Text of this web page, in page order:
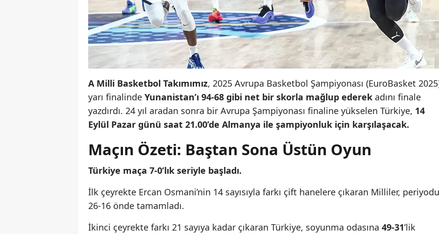
A Milli Basketbol Takımımız, 2025 Avrupa Basketbol Şampiyonası (EuroBasket
yarı finalinde Yunanistan’ı 94-68 gibi net bir skorla mağlup ederek adını finale
yazdırdı. 24 yıl aradan sonra bir Avrupa Şampiyonası finaline yükselen Türkiye, 14
Eylül Pazar günü saat 21.00’de Almanya ile şampiyonluk için karşılaşacak.
Maçın Özeti: Baştan Sona Üstün Oyun
Türkiye maça 7-0’lık seriyle başladı.
İlk çeyrekte Ercan Osmani’nin 14 sayısıyla farkı çift hanelere çıkaran Milliler, periyodu
26-16 önde tamamladı.
İkinci çeyrekte farkı 21 sayıya kadar çıkaran Türkiye, soyunma odasına 49-31’lik